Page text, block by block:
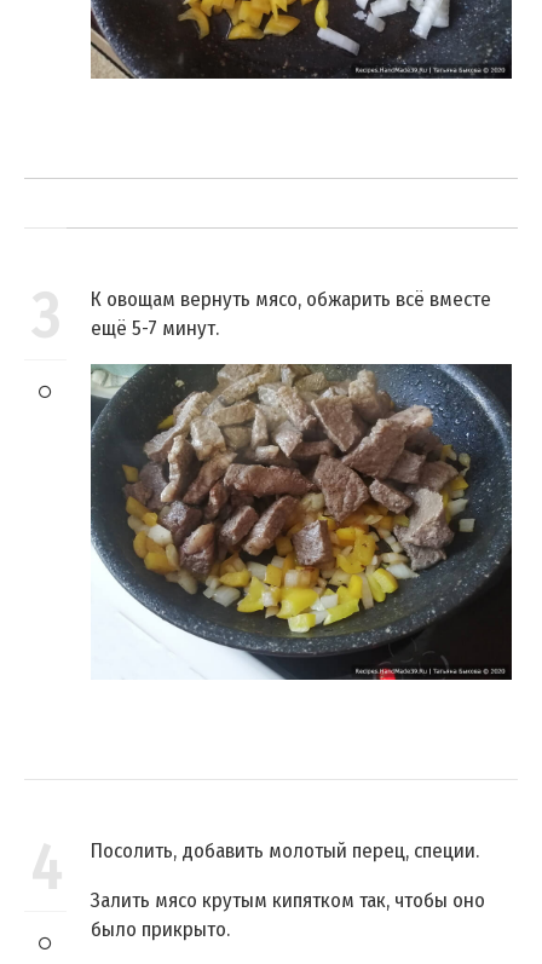
3
К овощам вернуть мясо, обжарить всё вместе
ещё 5-7 минут.
4
Посолить, добавить молотый перец, специи.
Залить мясо крутым кипятком так, чтобы оно
было прикрыто.